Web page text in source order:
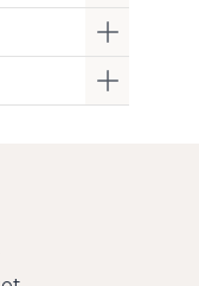
Visa/
Visa/